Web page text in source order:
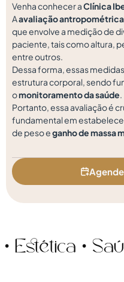
Venha conhecer aClínica
Aavaliação antropométrica
que envolve a medição de
paciente, tais como altura,
entre outros.
Dessa forma, essas
estrutura corporal, sendo
omonitoramento da saúde.
Portanto, essa avaliação é
fundamental em
de peso eganho de massa
• Saúde